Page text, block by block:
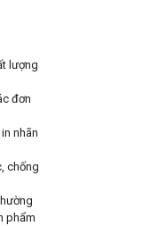
lượng
đơn
nhãn
chống
phẩm